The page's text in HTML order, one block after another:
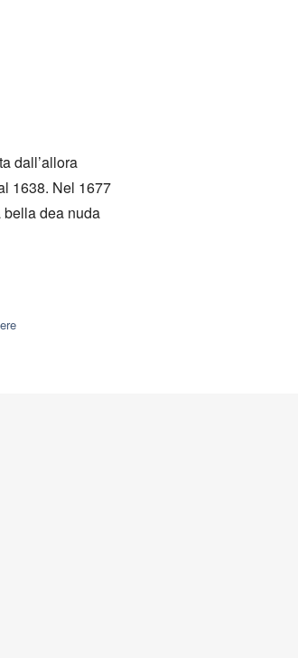
dall’allora
1638. Nel 1677
bella dea nuda